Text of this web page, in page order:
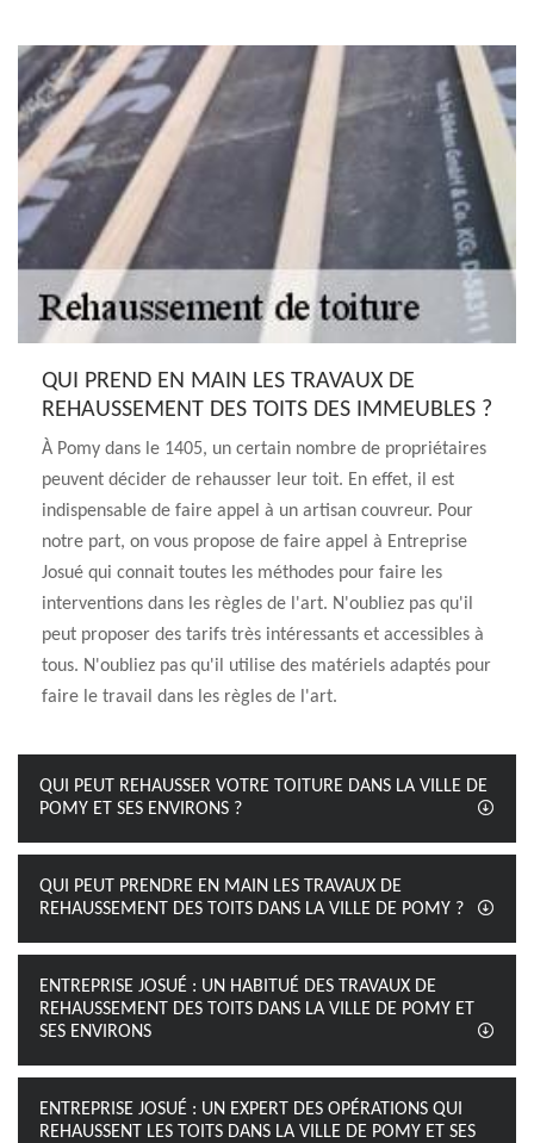
QUI PREND EN MAIN LES TRAVAUX DE
REHAUSSEMENT DES TOITS DES IMMEUBLES ?
À Pomy dans le 1405, un certain nombre de propriétaires
peuvent décider de rehausser leur toit. En effet, il est
indispensable de faire appel à un artisan couvreur. Pour
notre part, on vous propose de faire appel à Entreprise
Josué qui connait toutes les méthodes pour faire les
interventions dans les règles de l'art. N'oubliez pas qu'il
peut proposer des tarifs très intéressants et accessibles à
tous. N'oubliez pas qu'il utilise des matériels adaptés pour
faire le travail dans les règles de l'art.
QUI PEUT REHAUSSER VOTRE TOITURE DANS LA VILLE DE
POMY ET SES ENVIRONS ?
QUI PEUT PRENDRE EN MAIN LES TRAVAUX DE
REHAUSSEMENT DES TOITS DANS LA VILLE DE POMY ?
ENTREPRISE JOSUÉ : UN HABITUÉ DES TRAVAUX DE
REHAUSSEMENT DES TOITS DANS LA VILLE DE POMY ET
SES ENVIRONS
ENTREPRISE JOSUÉ : UN EXPERT DES OPÉRATIONS QUI
REHAUSSENT LES TOITS DANS LA VILLE DE POMY ET SES